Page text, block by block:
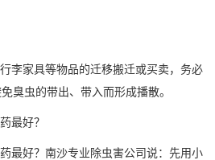
李家具等物品的迁移搬迁或买卖，务必
臭虫的带出、带入而形成播散。
最好？
最好？南沙专业除虫害公司说：先用小